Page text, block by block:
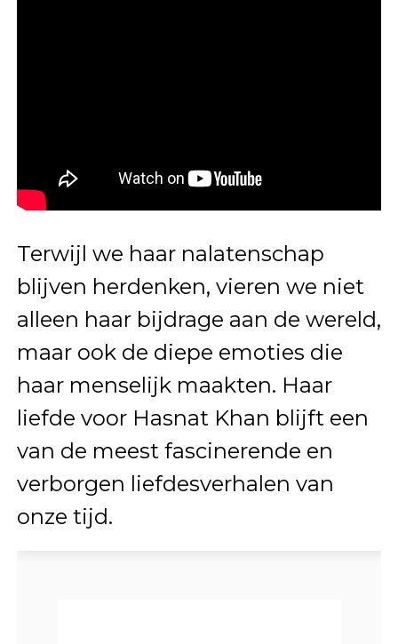
Terwijl we haar nalatenschap
blijven herdenken, vieren we niet
alleen haar bijdrage aan de wereld,
maar ook de diepe emoties die
haar menselijk maakten. Haar
liefde voor Hasnat Khan blijft een
van de meest fascinerende en
verborgen liefdesverhalen van
onze tijd.